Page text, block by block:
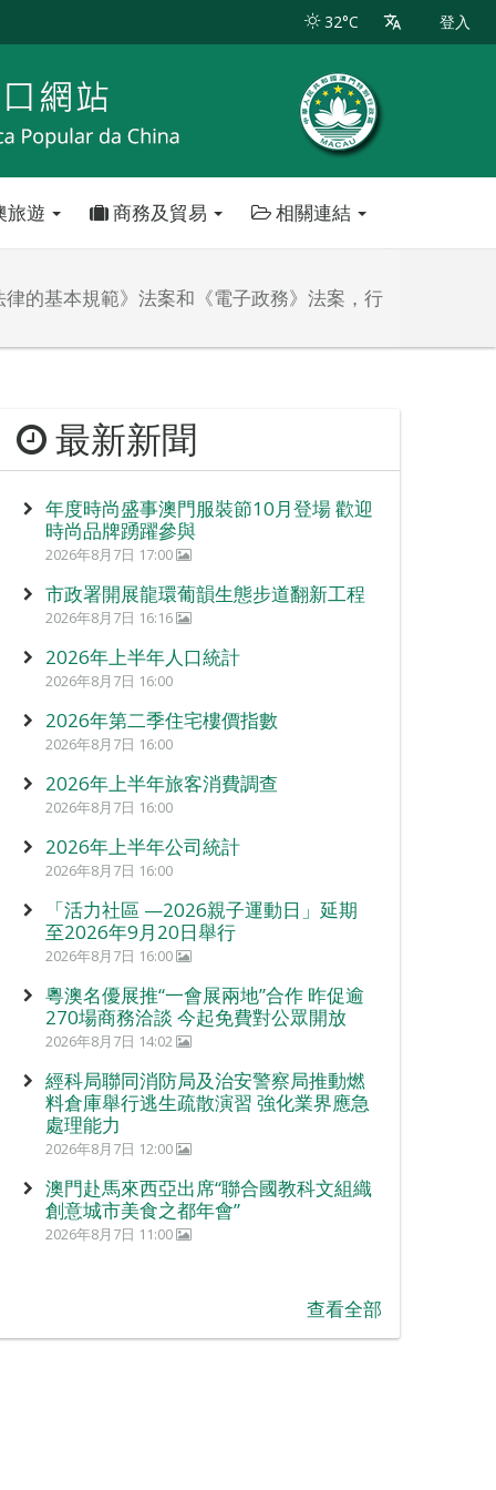
32°C 登入
遊 商務及貿易 相關連結
的基本規範》法案和《電子政務》法案，行
最新新聞
年度時尚盛事澳門服裝節10月登場 歡迎
時尚品牌踴躍參與
2026年8月7日 17:00
市政署開展龍環葡韻生態步道翻新工程
2026年8月7日 16:16
2026年上半年人口統計
2026年8月7日 16:00
2026年第二季住宅樓價指數
2026年8月7日 16:00
2026年上半年旅客消費調查
2026年8月7日 16:00
2026年上半年公司統計
2026年8月7日 16:00
「活力社區 —2026親子運動日」延期
至2026年9月20日舉行
2026年8月7日 16:00
粵澳名優展推“一會展兩地”合作 昨促逾
270場商務洽談 今起免費對公眾開放
2026年8月7日 14:02
經科局聯同消防局及治安警察局推動燃
料倉庫舉行逃生疏散演習 強化業界應急
處理能力
2026年8月7日 12:00
澳門赴馬來西亞出席“聯合國教科文組織
創意城市美食之都年會”
2026年8月7日 11:00
查看全部